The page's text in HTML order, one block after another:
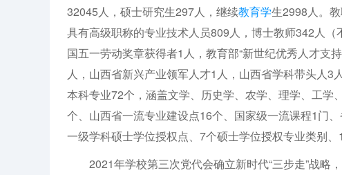
32045人，硕士研究生297人，继续教育学生2998人。
具有高级职称的专业技术人员809人，博士教师342人
国五一劳动奖章获得者1人，教育部“新世纪优秀人才支
人，山西省新兴产业领军人才1人，山西省学科带头人
本科专业72个，涵盖文学、历史学、农学、理学、工
个、山西省一流专业建设点16个、国家级一流课程1门
一级学科硕士学位授权点、7个硕士学位授权专业类别、
2021年学校第三次党代会确立新时代“三步走”战略